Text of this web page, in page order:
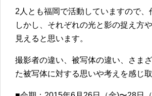
2人とも福岡で活動していますので
しかし、それぞれの光と影の捉え方
見えると思います。
撮影者の違い、被写体の違い、さま
た被写体に対する思いや考えを感じ